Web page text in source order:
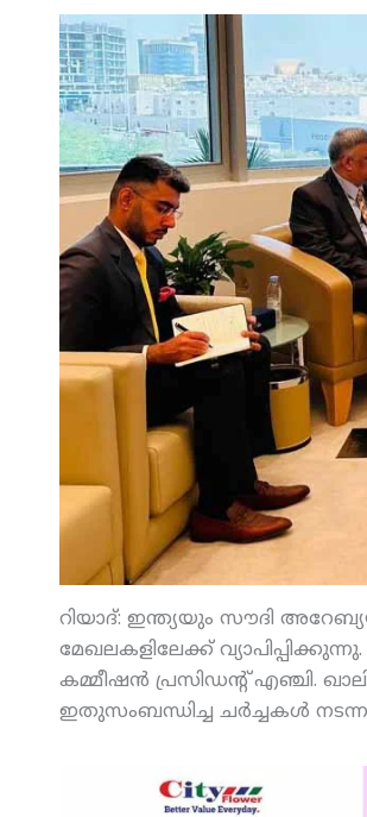
റിയാദ്: ഇന്ത്യയും സൗദി
മേഖലകളിലേക്ക്
കമ്മീഷന്‍ പ്രസിഡന്റ് എഞ്ചി.
ഇതുസംബന്ധിച്ച ചര്‍ച്ചകള്‍